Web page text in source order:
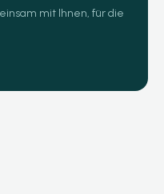
mit Ihnen, für die